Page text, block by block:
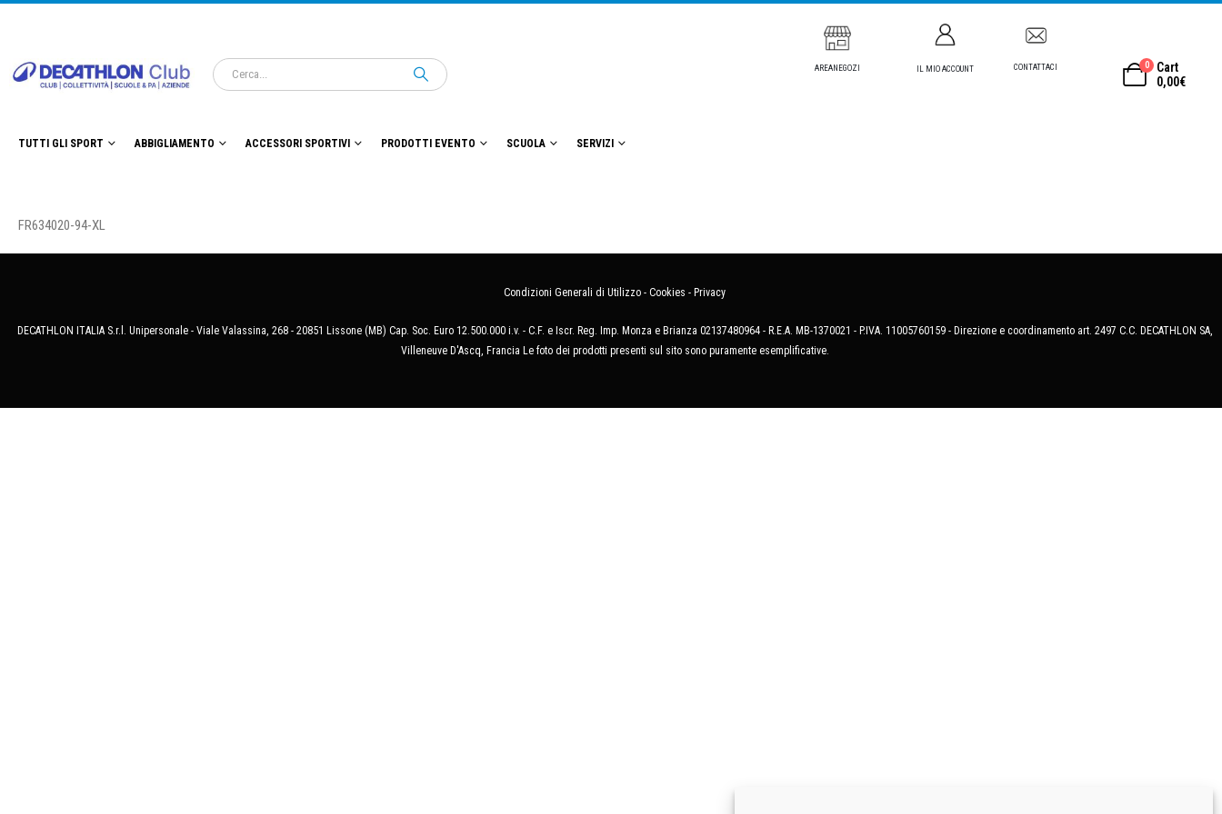
AREANEGOZI IL MIO ACCOUNT CONTATTACI 0
Cart
0,00€
TUTTI GLI SPORT ABBIGLIAMENTO ACCESSORI SPORTIVI PRODOTTI EVENTO SCUOLA SERVIZI
FR634020-94-XL
Condizioni Generali di Utilizzo - Cookies - Privacy
DECATHLON ITALIA S.r.l. Unipersonale - Viale Valassina, 268 - 20851 Lissone (MB) Cap. Soc. Euro 12.500.000 i.v. - C.F. e Iscr. Reg. Imp. Monza e Brianza 02137480964 - R.E.A. MB-1370021 - P.IVA. 11005760159 - Direzione e coordinamento art. 2497 C.C. DECATHLON SA,
Villeneuve D'Ascq, Francia Le foto dei prodotti presenti sul sito sono puramente esemplificative.